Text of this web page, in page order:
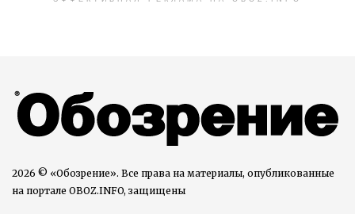
2026 © «Обозрение». Все права на материалы, опубликованные
на портале OBOZ.INFO, защищены